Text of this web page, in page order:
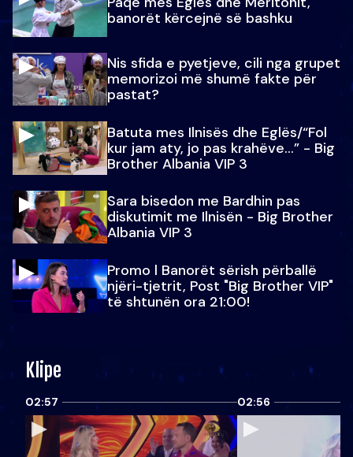
banorët kërcejnë së bashku
Nis sfida e pyetjeve, cili nga grupet
memorizoi më shumë fakte për
pastat?
Batuta mes Ilnisës dhe Eglës/“Fol
kur jam aty, jo pas krahëve…” - Big
Brother Albania VIP 3
Sara bisedon me Bardhin pas
diskutimit me Ilnisën - Big Brother
Albania VIP 3
Promo l Banorët sërish përballë
njëri-tjetrit, Post "Big Brother VIP"
të shtunën ora 21:00!
Klipe
02:57 02:56